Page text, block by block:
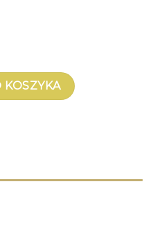
KOSZYKA